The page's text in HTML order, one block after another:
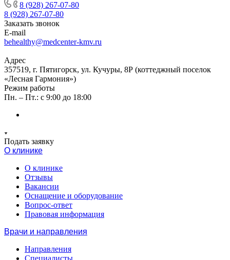
8 (928) 267-07-80
8 (928) 267-07-80
Заказать звонок
E-mail
behealthy@medcenter-kmv.ru
Адрес
357519, г. Пятигорск, ул. Кучуры, 8Р (коттеджный поселок
«Лесная Гармония»)
Режим работы
Пн. – Пт.: с 9:00 до 18:00
Подать заявку
О клинике
О клинике
Отзывы
Вакансии
Оснащение и оборудование
Вопрос-ответ
Правовая информация
Врачи и направления
Направления
Специалисты